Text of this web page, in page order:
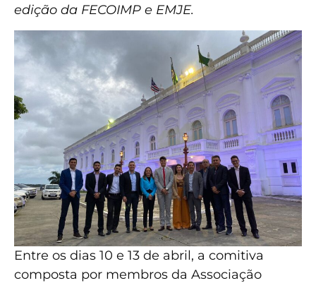
edição da FECOIMP e EMJE.
Entre os dias 10 e 13 de abril, a comitiva
composta por membros da Associação